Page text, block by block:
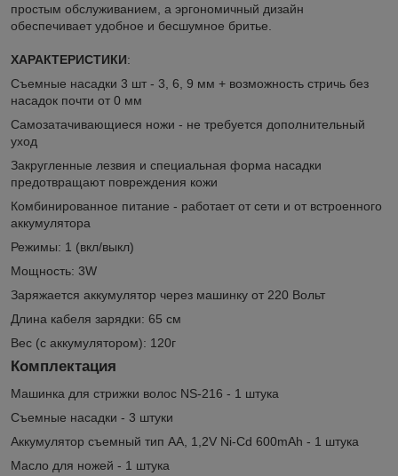
простым обслуживанием, а эргономичный дизайн
обеспечивает удобное и бесшумное бритье.
ХАРАКТЕРИСТИКИ:
Съемные насадки 3 шт - 3, 6, 9 мм + возможность стричь без
насадок почти от 0 мм
Самозатачивающиеся ножи - не требуется дополнительный
уход
Закругленные лезвия и специальная форма насадки
предотвращают повреждения кожи
Комбинированное питание - работает от сети и от встроенного
аккумулятора
Режимы: 1 (вкл/выкл)
Мощность: 3W
Заряжается аккумулятор через машинку от 220 Вольт
Длина кабеля зарядки: 65 см
Вес (с аккумулятором): 120г
Комплектация
Машинка для стрижки волос NS-216 - 1 штука
Съемные насадки - 3 штуки
Аккумулятор съемный тип АА, 1,2V Ni-Cd 600mAh - 1 штука
Масло для ножей - 1 штука